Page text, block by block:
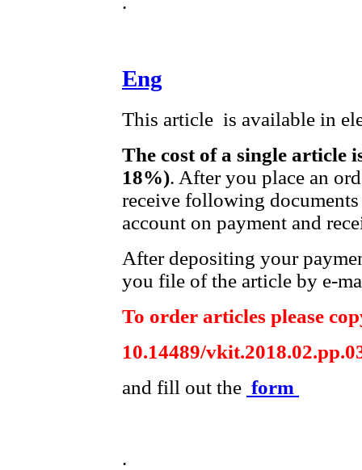
Eng
This article is available in
The cost of a single article
18%). After you place an
receive following
account on payment and
After depositing your
you file of the article by e-
To order articles please
10.14489/
and fill out the form
.